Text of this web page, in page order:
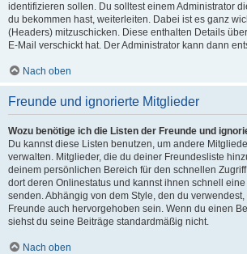
identifizieren sollen. Du solltest einem Administrator
du bekommen hast, weiterleiten. Dabei ist es ganz
(Headers) mitzuschicken. Diese enthalten Details
E-Mail verschickt hat. Der Administrator kann dann
Nach oben
Freunde und ignorierte Mitglieder
Wozu benötige ich die Listen der Freunde und
Du kannst diese Listen benutzen, um andere
verwalten. Mitglieder, die du deiner Freundesliste
deinem persönlichen Bereich für den schnellen
dort deren Onlinestatus und kannst ihnen schnell
senden. Abhängig von dem Style, den du
Freunde auch hervorgehoben sein. Wenn du einen
siehst du seine Beiträge standardmäßig nicht.
Nach oben